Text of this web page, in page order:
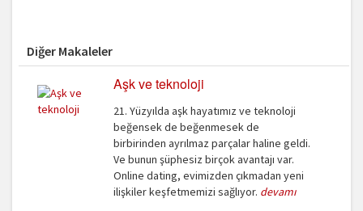
Diğer Makaleler
Aşk ve teknoloji
21. Yüzyılda aşk hayatımız ve teknoloji
beğensek de beğenmesek de
birbirinden ayrılmaz parçalar haline geldi.
Ve bunun şüphesiz birçok avantajı var.
Online dating, evimizden çıkmadan yeni
ilişkiler keşfetmemizi sağlıyor. devamı